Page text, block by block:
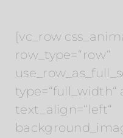
[vc_row
row_type=“row“
type=“full_width“
text_align=“left“